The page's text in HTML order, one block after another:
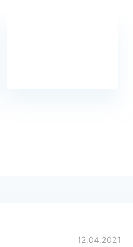
12.04.2021